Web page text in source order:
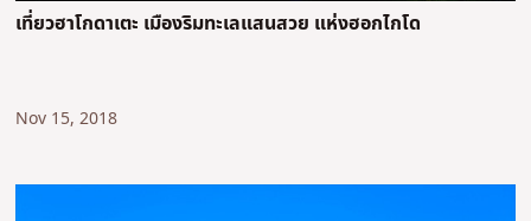
เที่ยวฮาโกดาเตะ เมืองริมทะเลแสนสวย แห่งฮอกไกโด
Nov 15, 2018